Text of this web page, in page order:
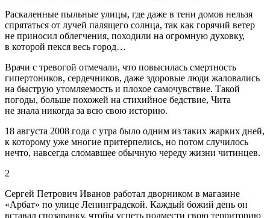
Раскаленные пыльные улицы, где даже в тени домов нельзя
спрятаться от лучей палящего солнца, так как горячий ветер
не приносил облегчения, походили на огромную духовку,
в которой пекся весь город…
Врачи с тревогой отмечали, что повысилась смертность
гипертоников, сердечников, даже здоровые люди жаловались
на быструю утомляемость и плохое самочувствие. Такой
погоды, больше похожей на стихийное бедствие, Чита
не знала никогда за всю свою историю.
18 августа 2008 года с утра было одним из таких жарких дней,
к которому уже многие притерпелись, но потом случилось
нечто, навсегда сломавшее обычную череду жизни читинцев.
2
Сергей Петрович Иванов работал дворником в магазине
«Арбат» по улице Ленинградской. Каждый божий день он
вставал спозаранку, чтобы успеть подмести свою территорию